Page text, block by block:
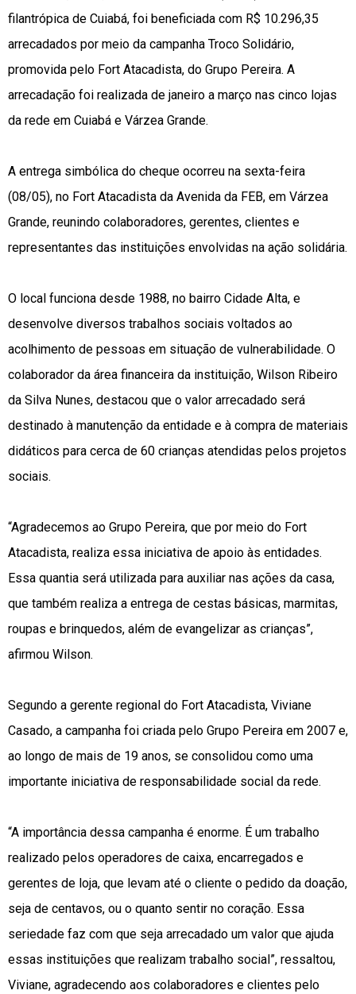
filantrópica de Cuiabá, foi beneficiada com R$ 10.296,35
arrecadados por meio da campanha Troco Solidário,
promovida pelo Fort Atacadista, do Grupo Pereira. A
arrecadação foi realizada de janeiro a março nas cinco lojas
da rede em Cuiabá e Várzea Grande.
A entrega simbólica do cheque ocorreu na sexta-feira
(08/05), no Fort Atacadista da Avenida da FEB, em Várzea
Grande, reunindo colaboradores, gerentes, clientes e
representantes das instituições envolvidas na ação solidária.
O local funciona desde 1988, no bairro Cidade Alta, e
desenvolve diversos trabalhos sociais voltados ao
acolhimento de pessoas em situação de vulnerabilidade. O
colaborador da área financeira da instituição, Wilson Ribeiro
da Silva Nunes, destacou que o valor arrecadado será
destinado à manutenção da entidade e à compra de materiais
didáticos para cerca de 60 crianças atendidas pelos projetos
sociais.
“Agradecemos ao Grupo Pereira, que por meio do Fort
Atacadista, realiza essa iniciativa de apoio às entidades.
Essa quantia será utilizada para auxiliar nas ações da casa,
que também realiza a entrega de cestas básicas, marmitas,
roupas e brinquedos, além de evangelizar as crianças”,
afirmou Wilson.
Segundo a gerente regional do Fort Atacadista, Viviane
Casado, a campanha foi criada pelo Grupo Pereira em 2007 e,
ao longo de mais de 19 anos, se consolidou como uma
importante iniciativa de responsabilidade social da rede.
“A importância dessa campanha é enorme. É um trabalho
realizado pelos operadores de caixa, encarregados e
gerentes de loja, que levam até o cliente o pedido da doação,
seja de centavos, ou o quanto sentir no coração. Essa
seriedade faz com que seja arrecadado um valor que ajuda
essas instituições que realizam trabalho social”, ressaltou,
Viviane, agradecendo aos colaboradores e clientes pelo